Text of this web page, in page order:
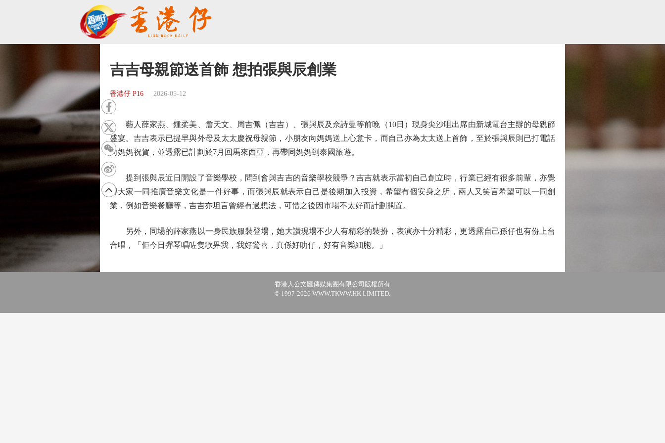
吉吉母親節送首飾 想拍張與辰創業
香港仔 P16 2026-05-12
藝人薛家燕、鍾柔美、詹天文、周吉佩（吉吉）、張與辰及佘詩曼等前晚（10日）現身尖沙咀出席由新城電台主辦的母親節
盛宴。吉吉表示已提早與外母及太太慶祝母親節，小朋友向媽媽送上心意卡，而自己亦為太太送上首飾，至於張與辰則已打電話
向媽媽祝賀，並透露已計劃於7月回馬來西亞，再帶同媽媽到泰國旅遊。
提到張與辰近日開設了音樂學校，問到會與吉吉的音樂學校競爭？吉吉就表示當初自己創立時，行業已經有很多前輩，亦覺
得大家一同推廣音樂文化是一件好事，而張與辰就表示自己是後期加入投資，希望有個安身之所，兩人又笑言希望可以一同創
業，例如音樂餐廳等，吉吉亦坦言曾經有過想法，可惜之後因市場不太好而計劃擱置。
另外，同場的薛家燕以一身民族服裝登場，她大讚現場不少人有精彩的裝扮，表演亦十分精彩，更透露自己孫仔也有份上台
合唱，「佢今日彈琴唱咗隻歌畀我，我好驚喜，真係好叻仔，好有音樂細胞。」
香港大公文匯傳媒集團有限公司版權所有
© 1997-2026 WWW.TKWW.HK LIMITED.